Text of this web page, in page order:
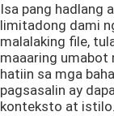
Isa pang hadlang
limitadong dami
malalaking file,
maaaring umabot
hatiin sa mga
pagsasalin ay
konteksto at istilo.